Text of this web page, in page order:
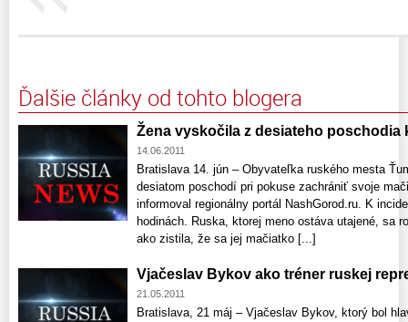
Ďalšie články od tohto blogera
Žena vyskočila z desiateho poschodia
14.06.2011
Bratislava 14. jún – Obyvateľka ruského mesta
desiatom poschodí pri pokuse zachrániť svoje
informoval regionálny portál NashGorod.ru. K
hodinách. Ruska, ktorej meno ostáva utajené, sa
ako zistila, že sa jej mačiatko [...]
Vjačeslav Bykov ako tréner ruskej
21.05.2011
Bratislava, 21 máj – Vjačeslav Bykov, ktorý bol